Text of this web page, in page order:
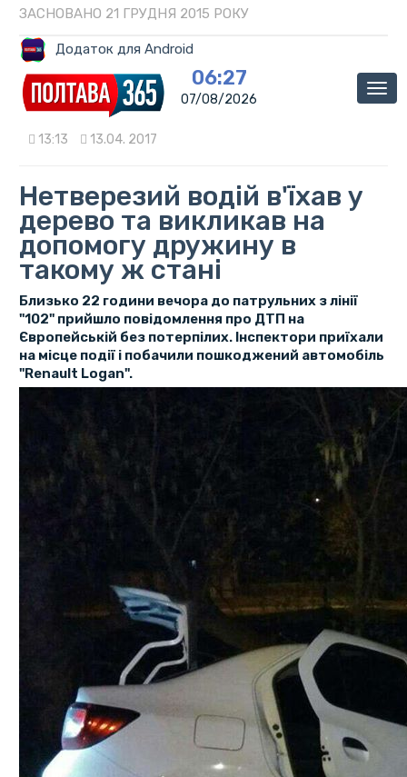
ЗАСНОВАНО 21 ГРУДНЯ 2015 РОКУ
Додаток для Android
06:27
07/08/2026
13:13 13.04. 2017
Нетверезий водій в'їхав у
дерево та викликав на
допомогу дружину в
такому ж стані
Близько 22 години вечора до патрульних з лінії
"102" прийшло повідомлення про ДТП на
Європейській без потерпілих. Інспектори приїхали
на місце події і побачили пошкоджений автомобіль
"Renault Logan".